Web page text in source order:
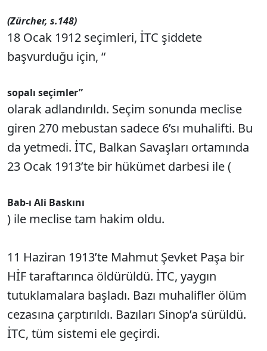
(Zürcher, s.148)
18 Ocak 1912 seçimleri, İTC şiddete
başvurduğu için, “
sopalı seçimler”
olarak adlandırıldı. Seçim sonunda meclise
giren 270 mebustan sadece 6’sı muhalifti. Bu
da yetmedi. İTC, Balkan Savaşları ortamında
23 Ocak 1913’te bir hükümet darbesi ile (
Bab-ı Ali Baskını
) ile meclise tam hakim oldu.
11 Haziran 1913’te Mahmut Şevket Paşa bir
HİF taraftarınca öldürüldü. İTC, yaygın
tutuklamalara başladı. Bazı muhalifler ölüm
cezasına çarptırıldı. Bazıları Sinop’a sürüldü.
İTC, tüm sistemi ele geçirdi.